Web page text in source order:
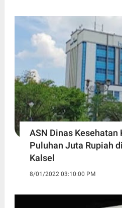
ASN Dinas Kesehatan
Puluhan Juta Rupiah
Kalsel
8/01/2022 03:10:00 PM